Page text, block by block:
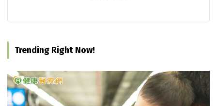
Trending Right Now!